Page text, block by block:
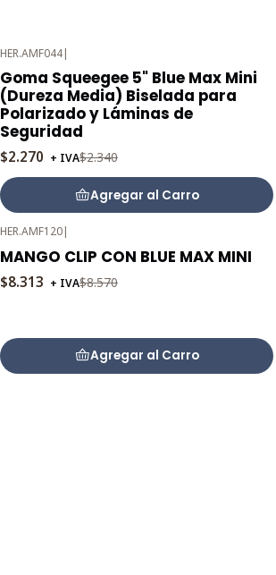
-3%
OFF
HER.AMF044|
Goma Squeegee 5" Blue Max Mini
(Dureza Media) Biselada para
Polarizado y Láminas de
Seguridad
$2.270 + IVA$2.340
Agregar al Carro
-3%
OFF
HER.AMF120|
MANGO CLIP CON BLUE MAX MINI
$8.313 + IVA$8.570
Agregar al Carro